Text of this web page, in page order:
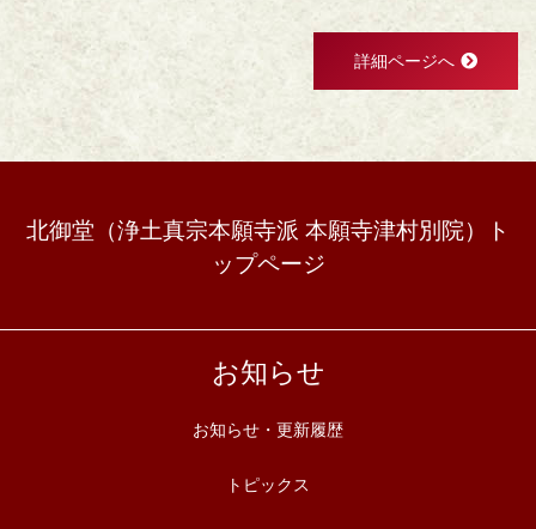
詳細ページへ
北御堂（浄土真宗本願寺派 本願寺津村別院）ト
ップページ
お知らせ
お知らせ・更新履歴
トピックス